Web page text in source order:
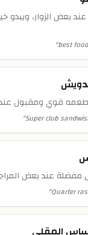
بعض الزوار، ويبدو
best
"
قوي ومقبول عند
Super club
"
مفضلة عند بعض
Quarter
"
المقلي